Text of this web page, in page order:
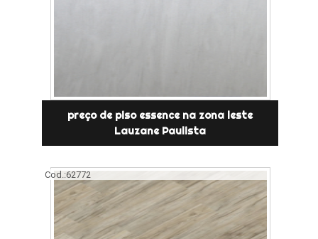
preço de piso essence na zona leste
Lauzane Paulista
Cod.:62772